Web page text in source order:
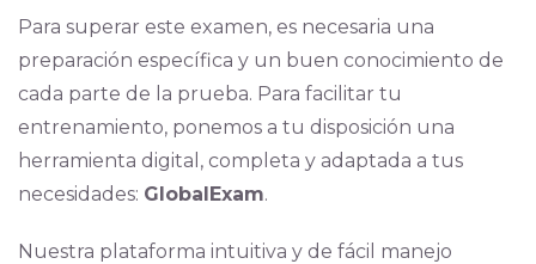
Para superar este examen, es necesaria una
preparación específica y un buen conocimiento de
cada parte de la prueba. Para facilitar tu
entrenamiento, ponemos a tu disposición una
herramienta digital, completa y adaptada a tus
necesidades: GlobalExam.
Nuestra plataforma intuitiva y de fácil manejo